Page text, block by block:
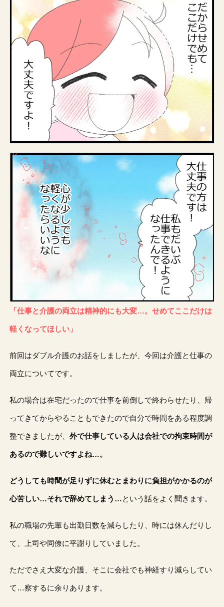
「仕事と介護の両立は精神的にも大変…。せめてここだけは
軽くなってほしい」
前回はダブル介護のお話をしましたが、今回は介護と仕事の
両立についてです。
私の場合は在宅だったので仕事を前倒しで終わらせたり、帰
ってきてからやることもできたので自分で時間をある程度調
整できましたが、外で仕事している人は会社での拘束時間が
あるので難しいですよね…。
どうしても時間が足りずに休むとまわりに負担がかかるのが
心苦しい…それで辞めてしまう…という話をよく聞きます。
私の職場の先輩も出勤日数を減らしたり、時には休んだりし
て、上司や同僚に平謝りしていました。
ただでさえ大変な介護、そこに会社でも神経すり減らしてい
て…察するに余りあります。